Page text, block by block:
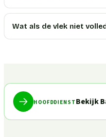
Wat als de vlek niet
HOOFDDIENST Bekijk